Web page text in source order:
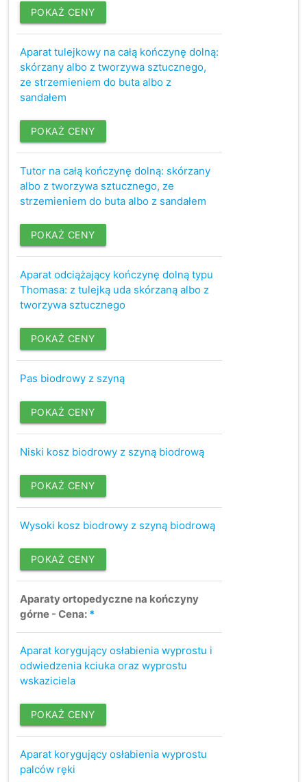
POKAŻ CENY
Aparat tulejkowy na całą kończynę dolną:
skórzany albo z tworzywa sztucznego,
ze strzemieniem do buta albo z
sandałem
POKAŻ CENY
Tutor na całą kończynę dolną: skórzany
albo z tworzywa sztucznego, ze
strzemieniem do buta albo z sandałem
POKAŻ CENY
Aparat odciążający kończynę dolną typu
Thomasa: z tulejką uda skórzaną albo z
tworzywa sztucznego
POKAŻ CENY
Pas biodrowy z szyną
POKAŻ CENY
Niski kosz biodrowy z szyną biodrową
POKAŻ CENY
Wysoki kosz biodrowy z szyną biodrową
POKAŻ CENY
Aparaty ortopedyczne na kończyny
górne - Cena: *
Aparat korygujący osłabienia wyprostu i
odwiedzenia kciuka oraz wyprostu
wskaziciela
POKAŻ CENY
Aparat korygujący osłabienia wyprostu
palców ręki